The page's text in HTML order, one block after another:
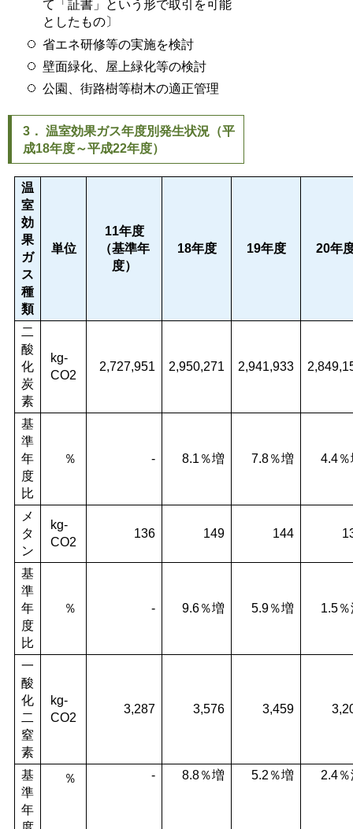
て「証書」という形で取引を可能
としたもの〕
省エネ研修等の実施を検討
壁面緑化、屋上緑化等の検討
公園、街路樹等樹木の適正管理
3． 温室効果ガス年度別発生状況（平
成18年度～平成22年度）
温
室
効
果
ガ
ス
種
類
単位
11年度
（基準年
度）
18年度 19年度 20年
二
酸
化
炭
素
kg-
CO2
2,727,951 2,950,271 2,941,933
基
準
年
度
比
％ - 8.1％増 7.8％増 4.4％
メ
タ
ン
kg-
CO2
136 149 144
基
準
年
度
比
％ - 9.6％増 5.9％増 1.5
一
酸
化
二
窒
素
kg-
CO2
3,287 3,576 3,459
基
準
年
％ - 8.8％増 5.2％増 2.4